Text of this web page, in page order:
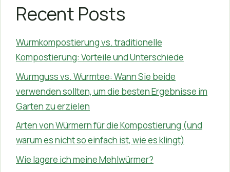
Recent Posts
Wurmkompostierung vs. traditionelle
Kompostierung: Vorteile und Unterschiede
Wurmguss vs. Wurmtee: Wann Sie beide
verwenden sollten, um die besten Ergebnisse im
Garten zu erzielen
Arten von Würmern für die Kompostierung (und
warum es nicht so einfach ist, wie es klingt)
Wie lagere ich meine Mehlwürmer?